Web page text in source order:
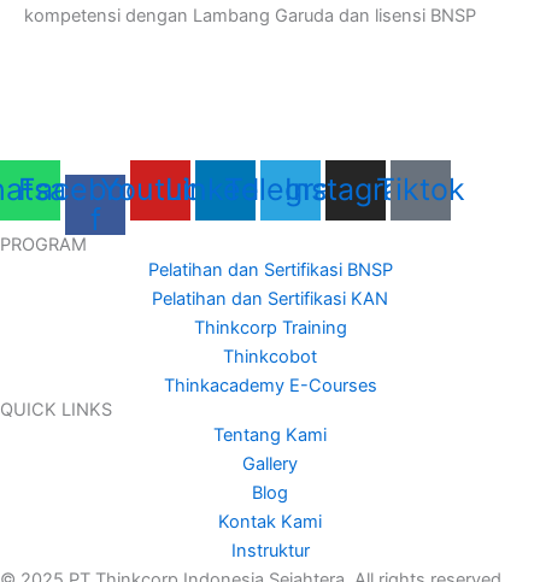
kompetensi dengan Lambang Garuda dan lisensi BNSP
Facebook-
f
YoutubeLinkedinTelegram
Instagram
Tiktok
PROGRAM
Pelatihan dan Sertifikasi BNSP
Pelatihan dan Sertifikasi KAN
Thinkcorp Training
Thinkcobot
Thinkacademy E-Courses
QUICK LINKS
Tentang Kami
Gallery
Blog
Kontak Kami
Instruktur